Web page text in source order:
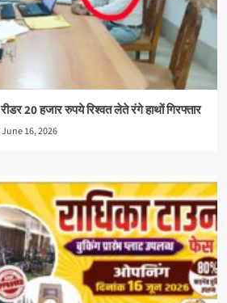
20 हजार रुपये रिश्वत लेते रंगे हाथों गिरफ्तार
June 16, 2026